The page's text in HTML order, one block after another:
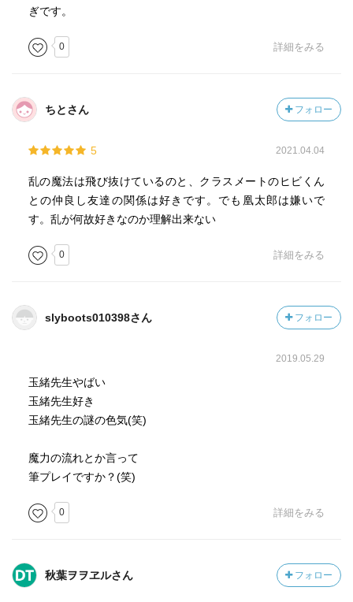
ぎです。
0 詳細をみる
ちとさん フォロー
5 2021.04.04
乱の魔法は飛び抜けているのと、クラスメートのヒビくん
との仲良し友達の関係は好きです。でも凰太郎は嫌いで
す。乱が何故好きなのか理解出来ない
0 詳細をみる
slyboots010398さん フォロー
2019.05.29
玉緒先生やばい
玉緒先生好き
玉緒先生の謎の色気(笑)
魔力の流れとか言って
筆プレイですか？(笑)
0 詳細をみる
秋葉ヲヲヱルさん フォロー